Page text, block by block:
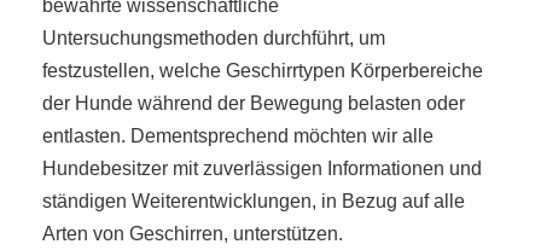
bewährte wissenschaftliche
Untersuchungsmethoden durchführt, um
festzustellen, welche Geschirrtypen Körperbereiche
der Hunde während der Bewegung belasten oder
entlasten. Dementsprechend möchten wir alle
Hundebesitzer mit zuverlässigen Informationen und
ständigen Weiterentwicklungen, in Bezug auf alle
Arten von Geschirren, unterstützen.